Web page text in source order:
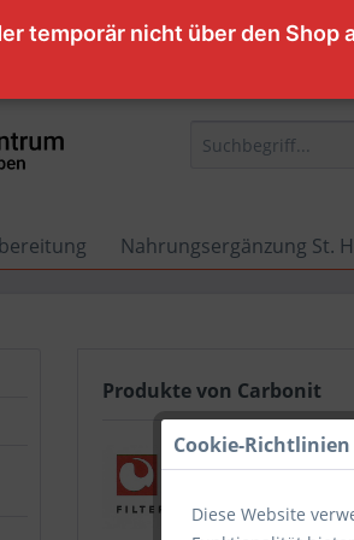
temporär nicht über den
Nahrungsergänzung St.
Produkte von Carbonit
Cookie-Richtlinien
Diese Website